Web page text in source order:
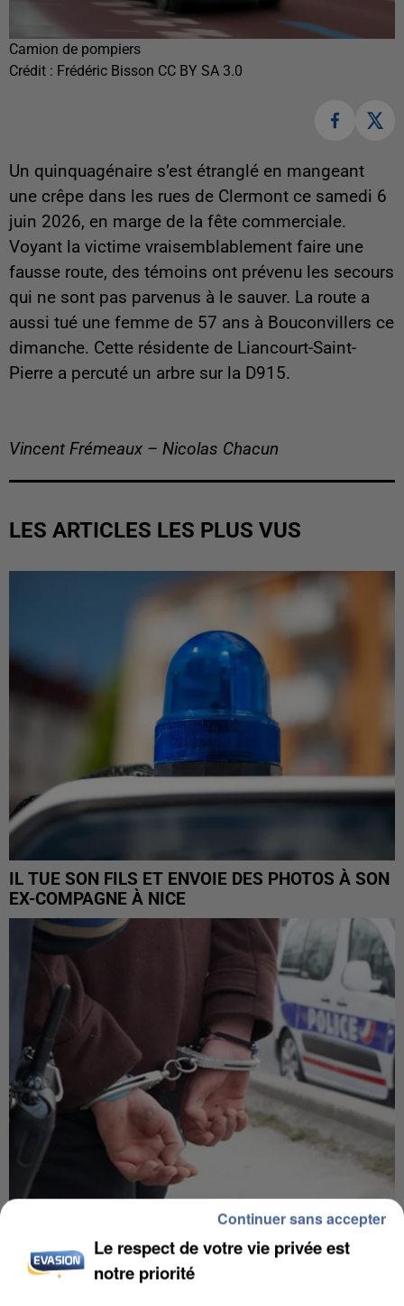
Camion de pompiers
Crédit : Frédéric Bisson CC BY SA 3.0
Un quinquagénaire s’est étranglé en mangeant
une crêpe dans les rues de Clermont ce samedi 6
juin 2026, en marge de la fête commerciale.
Voyant la victime vraisemblablement faire une
fausse route, des témoins ont prévenu les secours
qui ne sont pas parvenus à le sauver. La route a
aussi tué une femme de 57 ans à Bouconvillers ce
dimanche. Cette résidente de Liancourt-Saint-
Pierre a percuté un arbre sur la D915.
Vincent Frémeaux – Nicolas Chacun
LES ARTICLES LES PLUS VUS
IL TUE SON FILS ET ENVOIE DES PHOTOS À SON
EX-COMPAGNE À NICE
L’UN DES FONDATEURS SUPPOSÉS DE LA DZ
MAFIA INTERPELLÉ EN ALGÉRIE
Le respect de votre vie privée est
notre priorité
Continuer sans accepter